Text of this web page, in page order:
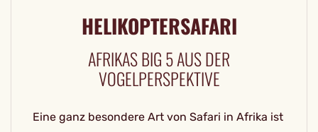
HELIKOPTERSAFARI
AFRIKAS BIG 5 AUS DER
VOGELPERSPEKTIVE
Eine ganz besondere Art von Safari in Afrika ist